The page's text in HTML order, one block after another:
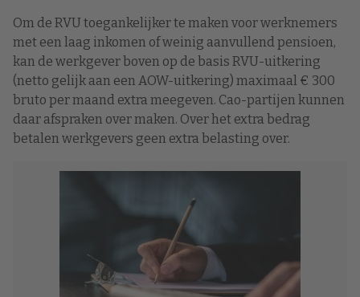
Om de RVU toegankelijker te maken voor werknemers
met een laag inkomen of weinig aanvullend pensioen,
kan de werkgever boven op de basis RVU-uitkering
(netto gelijk aan een AOW-uitkering) maximaal € 300
bruto per maand extra meegeven. Cao-partijen kunnen
daar afspraken over maken. Over het extra bedrag
betalen werkgevers geen extra belasting over.